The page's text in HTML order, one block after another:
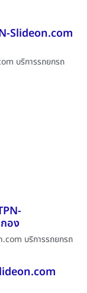
Slideon.com
บริการรถยกรถ
อง
บริการรถยกรถ